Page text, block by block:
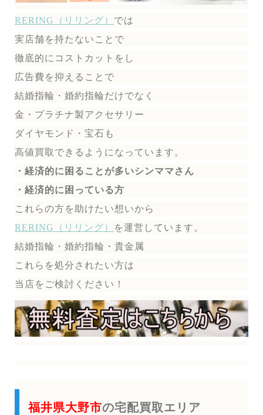
RERING（リリング） では
実店舗を持たないことで
徹底的にコストカットをし
広告費を抑えることで
結婚指輪・婚約指輪だけでなく
金・プラチナ製アクセサリー
ダイヤモンド・宝石も
高値買取できるようになっています。
・経済的に困ることが多いシンママさん
・経済的に困っている方
これらの方を助けたい想いから
RERING（リリング）
を運営しています。
結婚指輪・婚約指輪・貴金属
これらを処分されたい方は
当店をご検討ください！
福井県大野市の宅配買取エリア